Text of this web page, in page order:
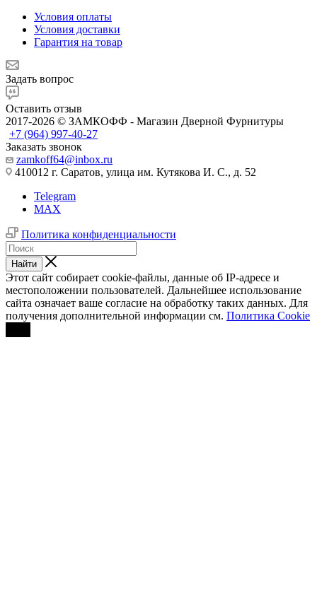
Условия оплаты
Условия доставки
Гарантия на товар
Задать вопрос
Оставить отзыв
2017-2026 © ЗАМКОФФ - Магазин Дверной Фурнитуры
+7 (964) 997-40-27
Заказать звонок
zamkoff64@inbox.ru
410012 г. Саратов, улица им. Кутякова И. С., д. 52
Telegram
MAX
Политика конфиденциальности
Найти
Этот сайт собирает cookie-файлы, данные об IP-адресе и
местоположении пользователей. Дальнейшее использование
сайта означает ваше согласие на обработку таких данных. Для
получения дополнительной информации см. Политика Cookie